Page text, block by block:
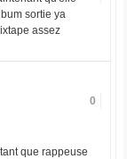
sortie ya
assez
0
que rappeuse